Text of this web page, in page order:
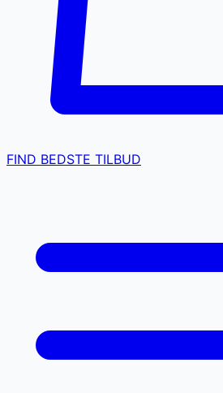
FIND BEDSTE TILBUD